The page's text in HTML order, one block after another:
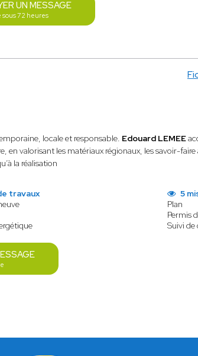
UN MESSAGE
sous 72 heures
locale et responsable. Edouard LEMEE
valorisant les matériaux régionaux, les savoir-faire
la réalisation
travaux
5
Plan
Permis
Suivi de